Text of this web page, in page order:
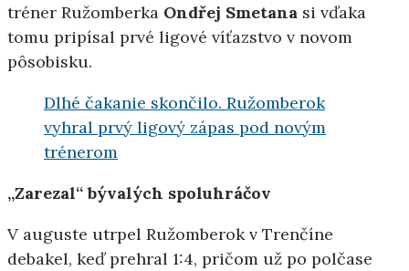
tréner Ružomberka Ondřej Smetana si vďaka
tomu pripísal prvé ligové víťazstvo v novom
pôsobisku.
Dlhé čakanie skončilo. Ružomberok
vyhral prvý ligový zápas pod novým
trénerom
„Zarezal“ bývalých spoluhráčov
V auguste utrpel Ružomberok v Trenčíne
debakel, keď prehral 1:4, pričom už po polčase